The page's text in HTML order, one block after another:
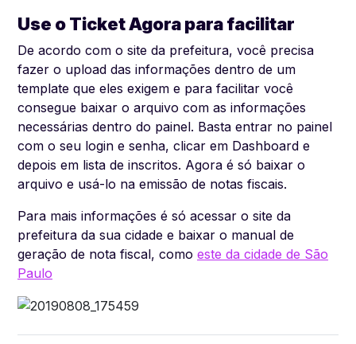
Use o Ticket Agora para facilitar
De acordo com o site da prefeitura, você precisa
fazer o upload das informações dentro de um
template que eles exigem e para facilitar você
consegue baixar o arquivo com as informações
necessárias dentro do painel. Basta entrar no painel
com o seu login e senha, clicar em Dashboard e
depois em lista de inscritos. Agora é só baixar o
arquivo e usá-lo na emissão de notas fiscais.
Para mais informações é só acessar o site da
prefeitura da sua cidade e baixar o manual de
geração de nota fiscal, como este da cidade de São
Paulo